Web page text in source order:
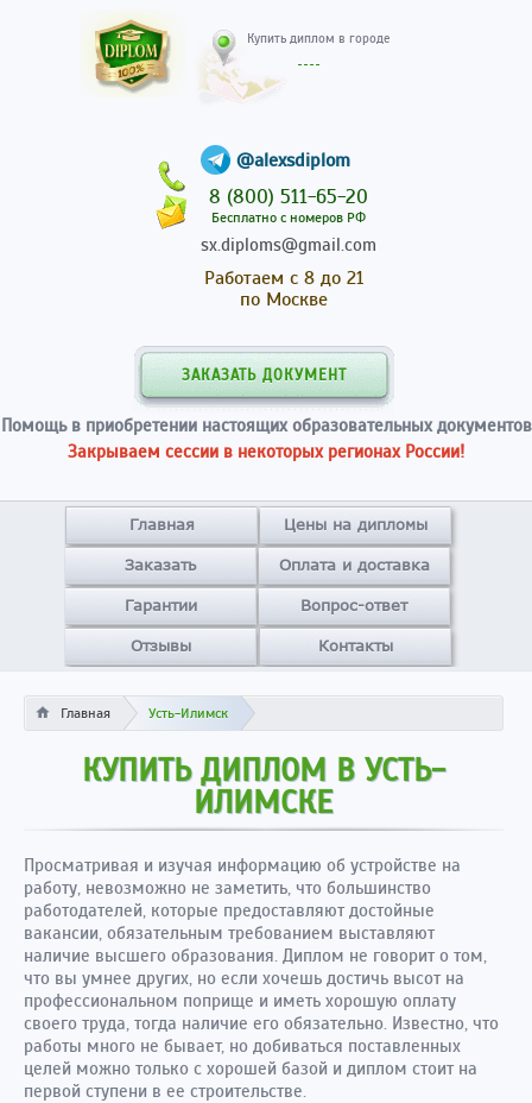
@alexsdiplom
8 (800) 511-65-20
Бесплатно с номеров РФ
sx.diploms@gmail.com
Работаем с 8 до 21
по Москве
ЗАКАЗАТЬ ДОКУМЕНТ
Помощь в приобретении настоящих образовательных документов
Закрываем сессии в некоторых регионах России!
Главная Цены на дипломы
Заказать Оплата и доставка
Гарантии Вопрос-ответ
Отзывы Контакты
Главная Усть-Илимск
КУПИТЬ ДИПЛОМ В УСТЬ-
ИЛИМСКЕ
Просматривая и изучая информацию об устройстве на
работу, невозможно не заметить, что большинство
работодателей, которые предоставляют достойные
вакансии, обязательным требованием выставляют
наличие высшего образования. Диплом не говорит о том,
что вы умнее других, но если хочешь достичь высот на
профессиональном поприще и иметь хорошую оплату
своего труда, тогда наличие его обязательно. Известно, что
работы много не бывает, но добиваться поставленных
целей можно только с хорошей базой и диплом стоит на
первой ступени в ее строительстве.